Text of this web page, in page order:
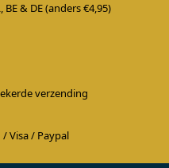
& DE (anders €4,95)
verzending
Visa / Paypal